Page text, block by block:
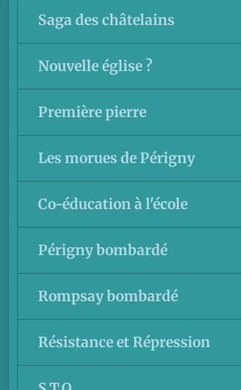
Saga des châtelains
Nouvelle église ?
Première pierre
Les morues de Périgny
Co-éducation à l'école
Périgny bombardé
Rompsay bombardé
Résistance et Répression